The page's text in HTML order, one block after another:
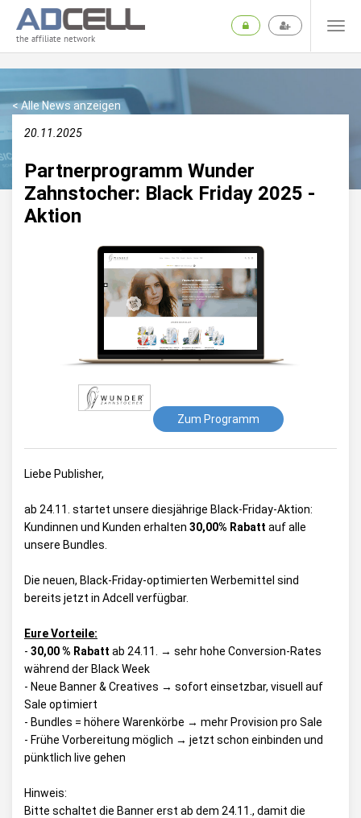
the affiliate network
< Alle News anzeigen
20.11.2025
Partnerprogramm Wunder
Zahnstocher: Black Friday 2025 -
Aktion
Zum Programm
Liebe Publisher,
ab 24.11. startet unsere diesjährige Black-Friday-Aktion:
Kundinnen und Kunden erhalten 30,00% Rabatt auf alle
unsere Bundles.
Die neuen, Black-Friday-optimierten Werbemittel sind
bereits jetzt in Adcell verfügbar.
Eure Vorteile:
- 30,00 % Rabatt ab 24.11. → sehr hohe Conversion-Rates
während der Black Week
- Neue Banner & Creatives → sofort einsetzbar, visuell auf
Sale optimiert
- Bundles = höhere Warenkörbe → mehr Provision pro Sale
- Frühe Vorbereitung möglich → jetzt schon einbinden und
pünktlich live gehen
Hinweis:
Bitte schaltet die Banner erst ab dem 24.11., damit die